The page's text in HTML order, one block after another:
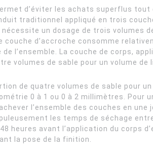
d’éviter les achats superflus tout
traditionnel appliqué en trois
un dosage de trois volumes
d’accroche consomme
l’ensemble. La couche de corps,
volumes de sable pour un volume de
de quatre volumes de sable pour un
0 à 1 ou 0 à 2 millimètres. Pour
l’ensemble des couches en une
les temps de séchage
heures avant l’application du corps
la pose de la finition.